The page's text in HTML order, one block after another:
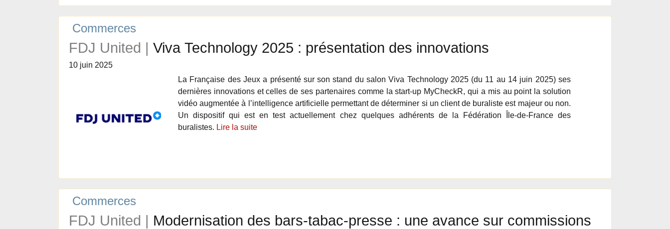
Commerces
FDJ United | Viva Technology 2025 : présentation des innovations
10 juin 2025
La Française des Jeux a présenté sur son stand du salon Viva Technology 2025 (du 11 au 14 juin 2025) ses
dernières innovations et celles de ses partenaires comme la start-up MyCheckR, qui a mis au point la solution
vidéo augmentée à l’intelligence artificielle permettant de déterminer si un client de buraliste est majeur ou non.
Un dispositif qui est en test actuellement chez quelques adhérents de la Fédération Île-de-France des
buralistes. Lire la suite
Commerces
FDJ United | Modernisation des bars-tabac-presse : une avance sur commissions